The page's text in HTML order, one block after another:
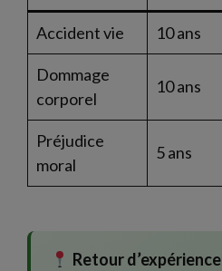
Accident vie 10 ans
Dommage
corporel
10 ans
Préjudice
moral
5 ans
Retour d’expérience